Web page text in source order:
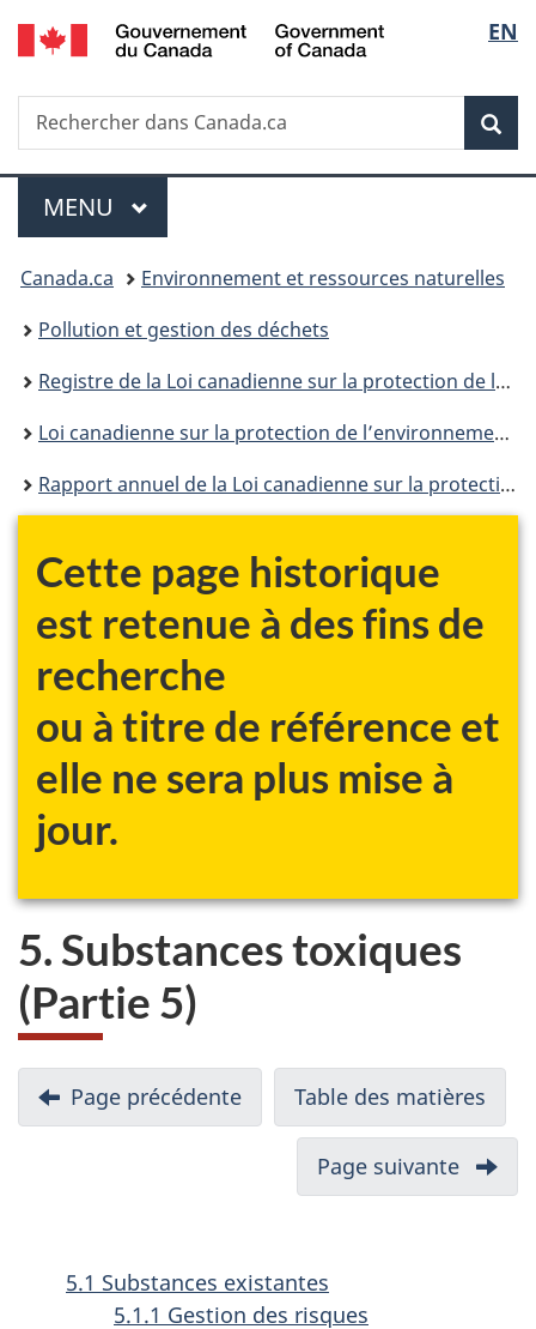
Passer
au
principal
Passer
à
Au
du
Passer
à
version
simplifiée
de
la
EN
Recherche
Rechercher
dans
Menu
MENU PRINCIPAL
Vous
êtes
ici :
Canada.ca
Environnement et ressources naturelles
Pollution et gestion des déchets
Registre de la Loi canadienne sur la protection de l’environnement
Loi canadienne sur la protection de l’environnement : historique
Rapport annuel de la Loi canadienne sur la protection de l'environnement (1999) pour la période d'avril 2009 à mars 2010
Cette page historique
est retenue à des fins de
recherche
ou à titre de référence et
elle ne sera plus mise à
jour.
5. Substances toxiques
(Partie 5)
N
a
Page précédente
4.
Prévention
(Partie
4)
Table des matières
de
Page suivante
6.
5.1 Substances existantes
5.1.1 Gestion des risques